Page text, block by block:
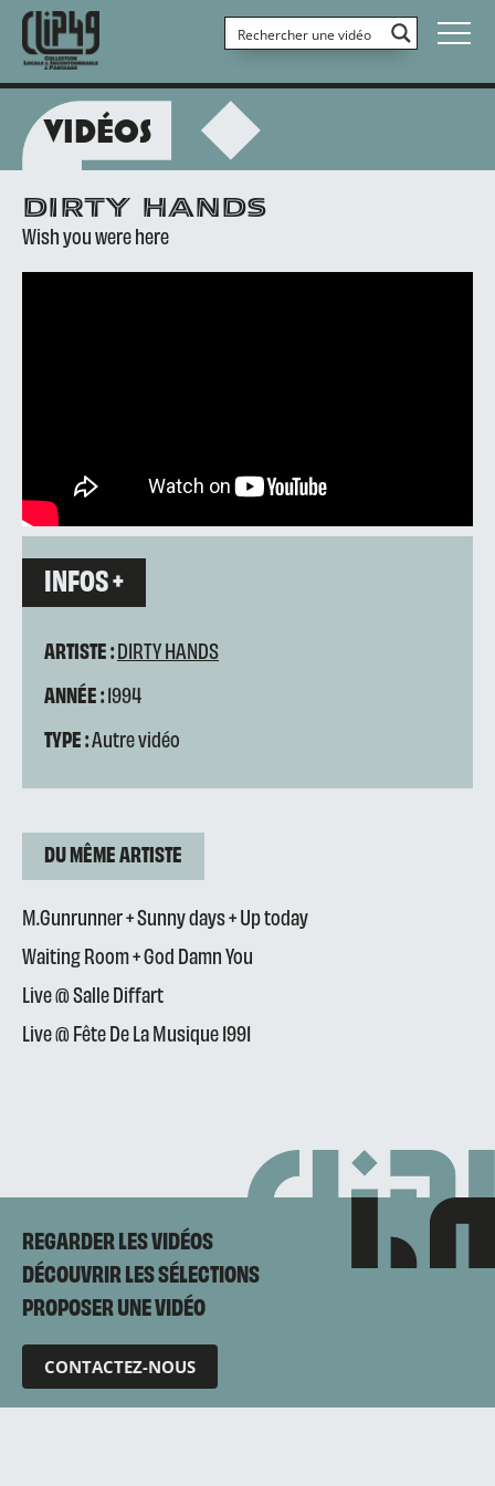
VIDÉOS
DIRTY HANDS
Wish you were here
INFOS +
ARTISTE :DIRTY HANDS
ANNÉE :1994
TYPE :Autre vidéo
DU MÊME ARTISTE
M.Gunrunner + Sunny days + Up today
Waiting Room + God Damn You
Live @ Salle Diffart
Live @ Fête De La Musique 1991
REGARDER LES VIDÉOS
DÉCOUVRIR LES SÉLECTIONS
PROPOSER UNE VIDÉO
CONTACTEZ-NOUS